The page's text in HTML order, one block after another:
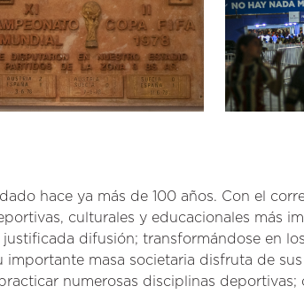
hace ya más de 100 años. Con el
culturales y educacionales más
difusión; transformándose en
importante masa societaria disfruta de
numerosas disciplinas deportivas;